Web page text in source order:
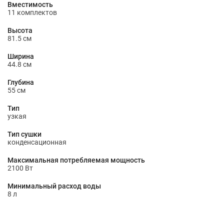
Вместимость
11 комплектов
Высота
81.5 см
Ширина
44.8 см
Глубина
55 см
Тип
узкая
Тип сушки
конденсационная
Максимальная потребляемая мощность
2100 Вт
Минимальный расход воды
8 л